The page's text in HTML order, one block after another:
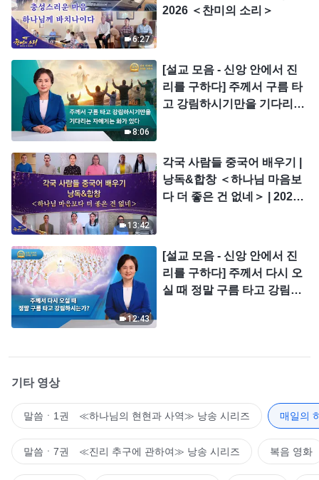
6:27
2026 ＜찬미의 소리＞
8:06
[설교 모음 - 신앙 안에서 진
리를 구하다] 주께서 구름 타
고 강림하시기만을 기다리는
13:42
각국 사람들 중국어 배우기 |
낭독&합창 ＜하나님 마음보
다 더 좋은 건 없네＞ | 2026
12:43
[설교 모음 - 신앙 안에서 진
리를 구하다] 주께서 다시 오
실 때 정말 구름 타고 강림하
기타 영상
말씀ㆍ1권 ≪하나님의 현현과 사역≫ 낭송 시리즈 매일의
말씀ㆍ7권 ≪진리 추구에 관하여≫ 낭송 시리즈 복음 영화